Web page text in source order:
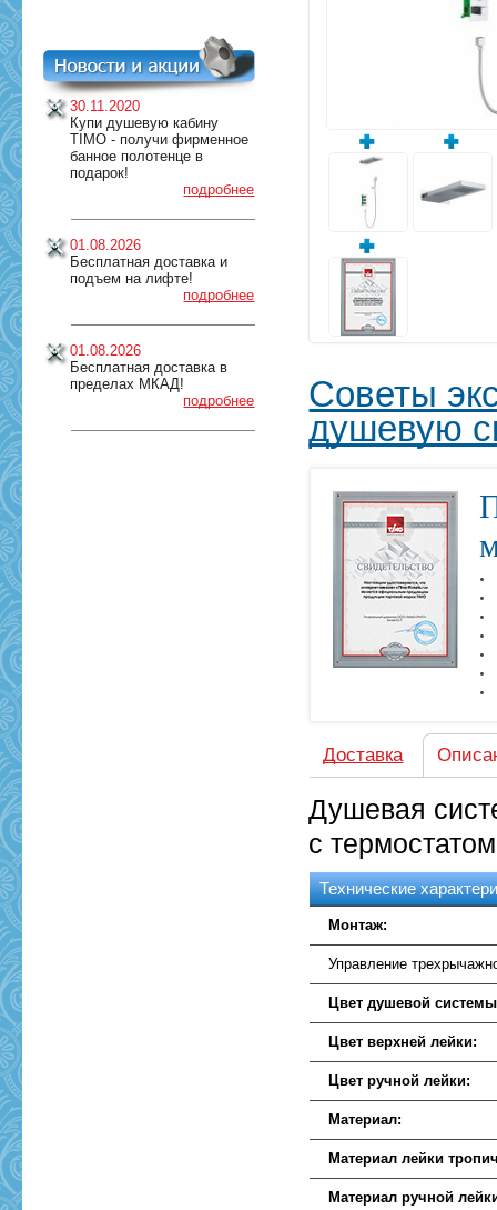
30.11.2020
Купи душевую кабину
TIMO - получи фирменное
банное полотенце в
подарок!
подробнее
01.08.2026
Бесплатная доставка и
подъем на лифте!
подробнее
01.08.2026
Бесплатная доставка в
пределах МКАД!
подробнее
Советы
душевую
Доставка
Душевая
с
Технические
Монтаж:
Управление
Цвет душевой
Цвет верхней лейки:
Цвет ручной лейки:
Материал:
Материал лейки
Материал ручной